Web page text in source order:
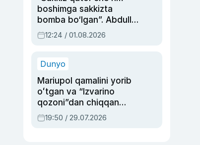
boshimga sakkizta
bomba bo‘lgan”. Abdulla
Oripovni siyosiy
ayblovlardan asrab
12:24 / 01.08.2026
Dunyo
Mariupol qamalini yorib
oʻtgan va “Izvarino
qozoni”dan chiqqan
qahramon — Ukraina
armiyasi bosh
19:50 / 29.07.2026